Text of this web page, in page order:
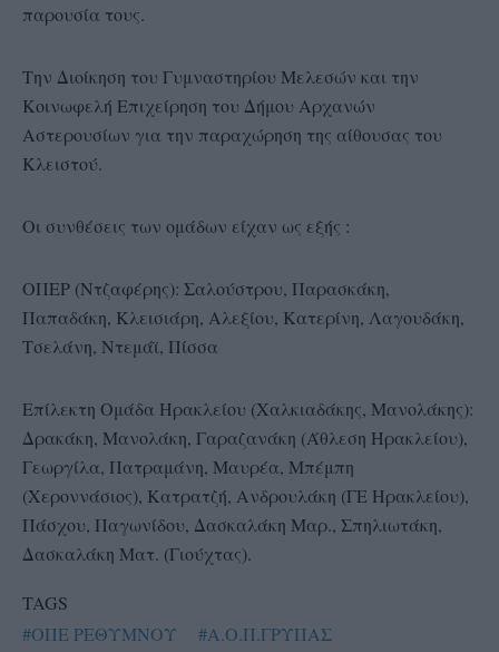
παρουσία τους.
Την Διοίκηση του Γυμναστηρίου Μελεσών και την
Κοινωφελή Επιχείρηση του Δήμου Αρχανών
Αστερουσίων για την παραχώρηση της αίθουσας του
Κλειστού.
Οι συνθέσεις των ομάδων είχαν ως εξής :
ΟΠΕΡ (Ντζαφέρης): Σαλούστρου, Παρασκάκη,
Παπαδάκη, Κλεισιάρη, Αλεξίου, Κατερίνη, Λαγουδάκη,
Τσελάνη, Ντεμάϊ, Πίσσα
Επίλεκτη Ομάδα Ηρακλείου (Χαλκιαδάκης, Μανολάκης):
Δρακάκη, Μανολάκη, Γαραζανάκη (Άθλεση Ηρακλείου),
Γεωργίλα, Πατραμάνη, Μαυρέα, Μπέμπη
(Χεροννάσιος), Κατρατζή, Ανδρουλάκη (ΓΕ Ηρακλείου),
Πάσχου, Παγωνίδου, Δασκαλάκη Μαρ., Σπηλιωτάκη,
Δασκαλάκη Ματ. (Γιούχτας).
TAGS
#ΟΠΕ ΡΕΘΥΜΝΟΥ
#Α.Ο.Π.ΓΡΥΠΑΣ